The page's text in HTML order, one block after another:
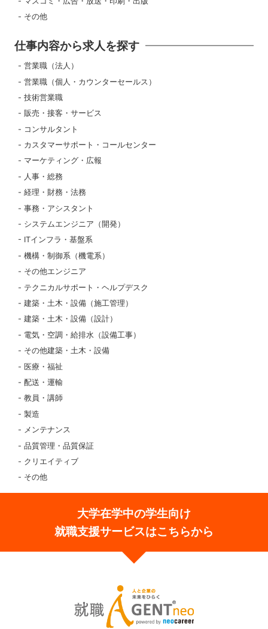
その他
仕事内容から求人を探す
営業職（法人）
営業職（個人・カウンターセールス）
技術営業職
販売・接客・サービス
コンサルタント
カスタマーサポート・コールセンター
マーケティング・広報
人事・総務
経理・財務・法務
事務・アシスタント
システムエンジニア（開発）
ITインフラ・基盤系
機構・制御系（機電系）
その他エンジニア
テクニカルサポート・ヘルプデスク
建築・土木・設備（施工管理）
建築・土木・設備（設計）
電気・空調・給排水（設備工事）
その他建築・土木・設備
医療・福祉
配送・運輸
教員・講師
製造
メンテナンス
品質管理・品質保証
クリエイティブ
その他
大学在学中の学生向け
就職支援サービスはこちらから